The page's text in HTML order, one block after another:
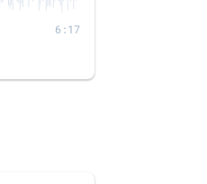
6:17